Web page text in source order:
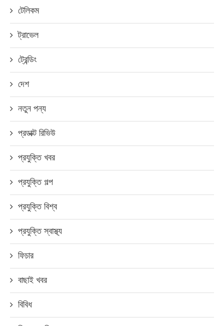
টেলিকম
ট্রাভেল
ট্রেন্ডিং
দেশ
নতুন পন্য
প্রডাক্ট রিভিউ
প্রযুক্তি খবর
প্রযুক্তি গল্প
প্রযুক্তি বিশ্ব
প্রযুক্তি স্বাস্থ্য
ফিচার
বাছাই খবর
বিবিধ